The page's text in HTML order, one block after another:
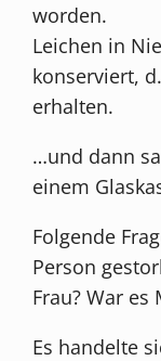
worden.
Leichen in
konserviert,
erhalten.
…und dann
einem
Folgende
Person
Frau? War es
Es handelte